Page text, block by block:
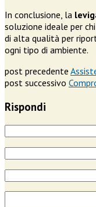
In conclusione, la
soluzione ideale per
di alta qualità per
ogni tipo di ambiente.
post precedente
post successivo
Rispondi